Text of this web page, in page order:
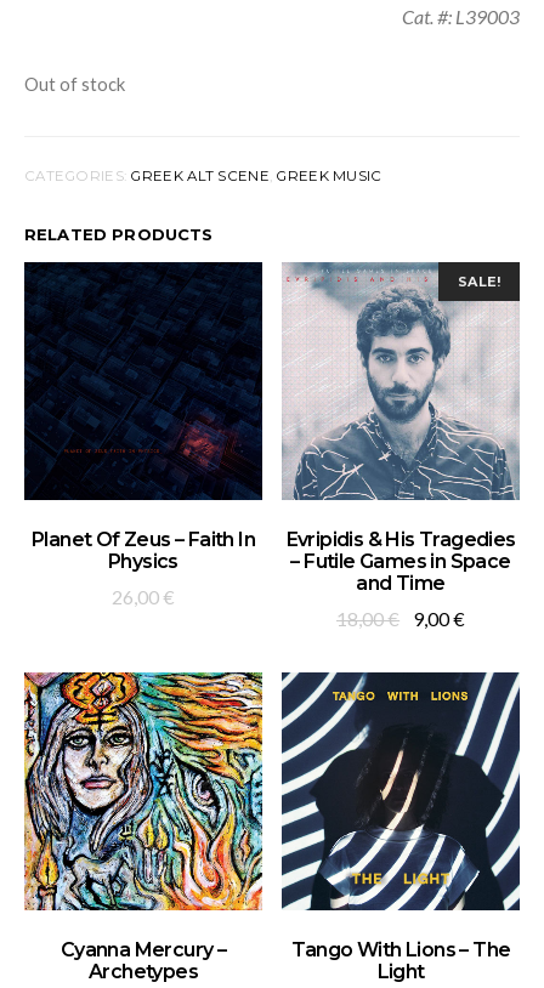
Cat. #: L39003
Out of stock
CATEGORIES: GREEK ALT SCENE, GREEK MUSIC
RELATED PRODUCTS
ADD TO BASKET
Planet Of Zeus – Faith In
Physics
26,00 €
SALE!
ADD TO BASKET
Evripidis & His Tragedies
– Futile Games in Space
and Time
18,00€
Original
was:
18,00 €.
9,00€Current
is:
9,00 €.
ADD TO BASKET
Cyanna Mercury –
Archetypes
ADD TO BASKET
Tango With Lions – The
Light